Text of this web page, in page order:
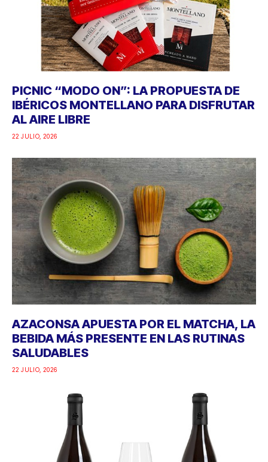
PICNIC “MODO ON”: LA PROPUESTA DE
IBÉRICOS MONTELLANO PARA DISFRUTAR
AL AIRE LIBRE
22 JULIO, 2026
AZACONSA APUESTA POR EL MATCHA, LA
BEBIDA MÁS PRESENTE EN LAS RUTINAS
SALUDABLES
22 JULIO, 2026